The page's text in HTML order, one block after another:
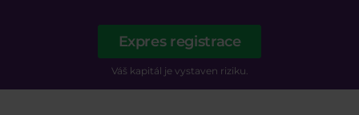
Expres registrace
Váš kapitál je vystaven riziku.